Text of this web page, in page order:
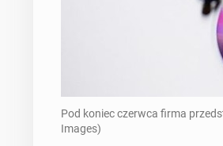
Pod koniec czerwca firma
Images)